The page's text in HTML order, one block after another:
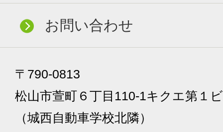
お問い合わせ
〒790-0813
松山市萱町６丁目110-1キクエ第１
（城西自動車学校北隣）